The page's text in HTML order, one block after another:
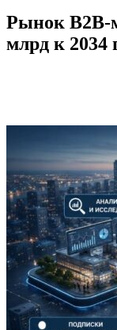
Рынок B2B-
млрд к 2034